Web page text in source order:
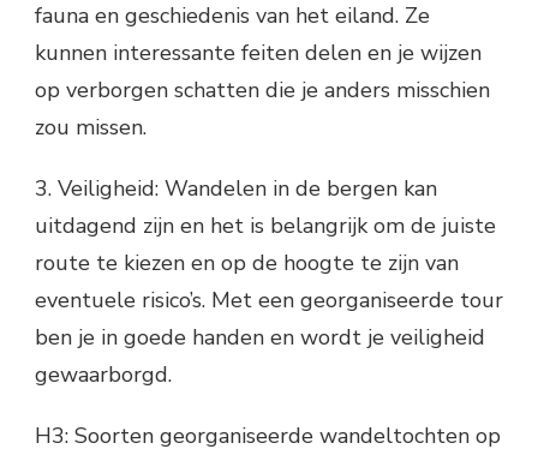
fauna en geschiedenis van het eiland. Ze
kunnen interessante feiten delen en je wijzen
op verborgen schatten die je anders misschien
zou missen.
3. Veiligheid: Wandelen in de bergen kan
uitdagend zijn en het is belangrijk om de juiste
route te kiezen en op de hoogte te zijn van
eventuele risico’s. Met een georganiseerde tour
ben je in goede handen en wordt je veiligheid
gewaarborgd.
H3: Soorten georganiseerde wandeltochten op